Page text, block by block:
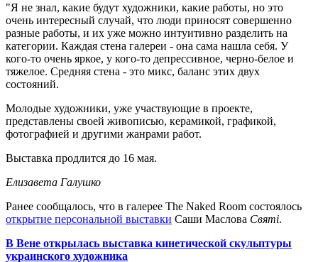
"Я не знал, какие будут художники, какие работы, но это
очень интересный случай, что люди приносят совершенно
разные работы, и их уже можно интуитивно разделить на
категории. Каждая стена галереи - она сама нашла себя. У
кого-то очень яркое, у кого-то депрессивное, черно-белое и
тяжелое. Средняя стена - это микс, баланс этих двух
состояний.
Молодые художники, уже участвующие в проекте,
представлены своей живописью, керамикой, графикой,
фотографией и другими жанрами работ.
Выставка продлится до 16 мая.
Елизавета Галушко
Ранее сообщалось, что в галерее The Naked Room состоялось
открытие персональной выставки Саши Маслова Святі.
В Вене открылась выставка кинетической скульптуры
украинского художника